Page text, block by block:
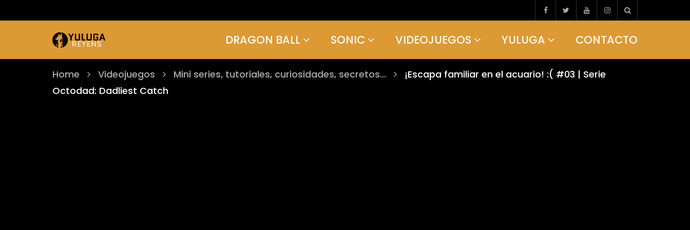
DRAGON BALL SONIC VIDEOJUEGOS YULUGA CONTACTO
Home Videojuegos Mini series, tutoriales, curiosidades, secretos...
¡Escapa familiar en el acuario! :( #03 | Serie
Octodad: Dadliest Catch